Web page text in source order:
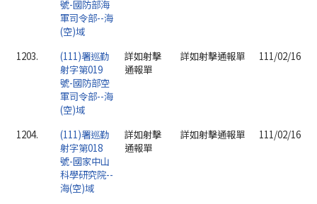
號-國防部海
軍司令部--海
(空)域
1203.
(111)署巡勤
射字第019
號-國防部空
軍司令部--海
(空)域
詳如射擊
通報單
詳如射擊通報單 111/02/16
1204.
(111)署巡勤
射字第018
號-國家中山
科學研究院--
海(空)域
詳如射擊
通報單
詳如射擊通報單 111/02/16